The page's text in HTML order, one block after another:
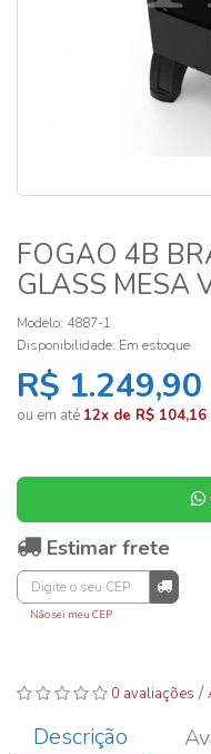
FOGAO 4B
GLASS MESA
Modelo: 4887-1
Disponibilidade: Em estoque
R$ 1.249,90
ou em até 12x de R$ 104,16
Estimar frete
Não sei meu CEP
0 avaliações /
Descrição